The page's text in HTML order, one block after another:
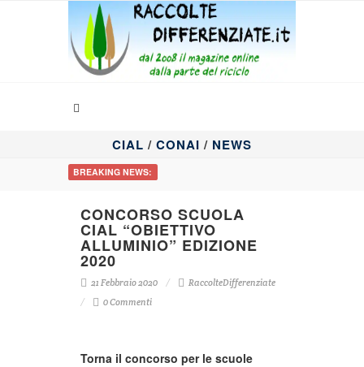
CIAL / CONAI / NEWS
BREAKING NEWS:
CONCORSO SCUOLA
CIAL “OBIETTIVO
ALLUMINIO” EDIZIONE
2020
21 Febbraio 2020
RaccolteDifferenziate
0 Commenti
Torna il concorso per le scuole